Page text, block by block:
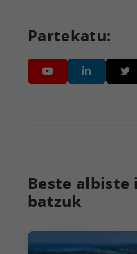
Partekatu:
Beste albiste
batzuk